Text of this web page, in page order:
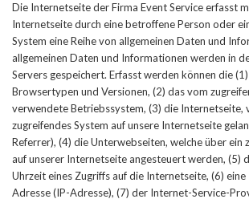
Die Internetseite der Firma Event Service erfasst
Internetseite durch eine betroffene Person oder
System eine Reihe von allgemeinen Daten und
allgemeinen Daten und Informationen werden in
Servers gespeichert. Erfasst werden können die
Browsertypen und Versionen, (2) das vom
verwendete Betriebssystem, (3) die Internetseite,
zugreifendes System auf unsere Internetseite
Referrer), (4) die Unterwebseiten, welche über ein
auf unserer Internetseite angesteuert werden, (5)
Uhrzeit eines Zugriffs auf die Internetseite, (6)
Adresse (IP-Adresse), (7) der Internet-Service-